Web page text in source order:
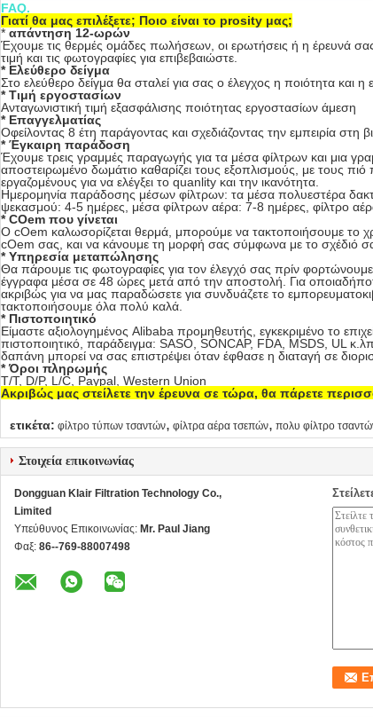
FAQ.
Γιατί θα μας επιλέξετε; Ποιο είναι το prosity μας;
* απάντηση 12-ωρών
Έχουμε τις θερμές ομάδες πωλήσεων, οι ερωτήσεις ή η έρευνά
τιμή και τις φωτογραφίες για επιβεβαιώστε.
* Ελεύθερο δείγμα
Στο ελεύθερο δείγμα θα σταλεί για σας ο έλεγχος η ποιότητα και
* Τιμή εργοστασίων
Ανταγωνιστική τιμή εξασφάλισης ποιότητας εργοστασίων άμεση
* Επαγγελματίας
Οφείλοντας 8 έτη παράγοντας και σχεδιάζοντας την εμπειρία στη
* Έγκαιρη παράδοση
Έχουμε τρεις γραμμές παραγωγής για τα μέσα φίλτρων και μια
αποστειρωμένο δωμάτιο καθαρίζει τους εξοπλισμούς, με τους
εργαζομένους για να ελέγξει το quanlity και την ικανότητα.
Ημερομηνία παράδοσης μέσων φίλτρων: τα μέσα πολυεστέρα
ψεκασμού: 4-5 ημέρες, μέσα φίλτρων αέρα: 7-8 ημέρες, φίλτρο
* COem που γίνεται
Ο cOem καλωσορίζεται θερμά, μπορούμε να τακτοποιήσουμε το
cOem σας, και να κάνουμε τη μορφή σας σύμφωνα με το σχέδιό
* Υπηρεσία μεταπώλησης
Θα πάρουμε τις φωτογραφίες για τον έλεγχό σας πρίν
έγγραφα μέσα σε 48 ώρες μετά από την αποστολή. Για
ακριβώς για να μας παραδώσετε για συνδυάζετε το
τακτοποιήσουμε όλα πολύ καλά.
* Πιστοποιητικό
Είμαστε αξιολογημένος Alibaba προμηθευτής, εγκεκριμένο το
πιστοποιητικό, παράδειγμα: SASO, SONCAP, FDA, MSDS, UL
δαπάνη μπορεί να σας επιστρέψει όταν έφθασε η διαταγή σε
* Όροι πληρωμής
T/T, D/P, L/C, Paypal, Western Union
Ακριβώς μας στείλετε την έρευνα σε τώρα, θα πάρετε
ετικέτα: φίλτρο τύπων τσαντών, φίλτρα αέρα τσεπών, πολυ φίλτρο
Στοιχεία επικοινωνίας
Dongguan Klair Filtration Technology Co.,
Limited
Υπεύθυνος Επικοινωνίας: Mr. Paul Jiang
Φαξ: 86--769-88007498